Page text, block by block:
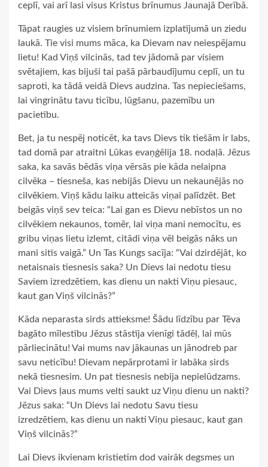
ceplī, vai arī lasi visus Kristus brīnumus Jaunajā Derībā.
Tāpat raugies uz visiem brīnumiem izplatījumā un ziedu
laukā. Tie visi mums māca, ka Dievam nav neiespējamu
lietu! Kad Viņš vilcinās, tad tev jādomā par visiem
svētajiem, kas bijuši tai pašā pārbaudījumu ceplī, un tu
saproti, ka tādā veidā Dievs audzina. Tas nepieciešams,
lai vingrinātu tavu ticību, lūgšanu, pazemību un
pacietību.
Bet, ja tu nespēj noticēt, ka tavs Dievs tik tiešām ir labs,
tad domā par atraitni Lūkas evaņģēlija 18. nodaļā. Jēzus
saka, ka savās bēdās viņa vērsās pie kāda nelaipna
cilvēka – tiesneša, kas nebijās Dievu un nekaunējās no
cilvēkiem. Viņš kādu laiku atteicās viņai palīdzēt. Bet
beigās viņš sev teica: “Lai gan es Dievu nebīstos un no
cilvēkiem nekaunos, tomēr, lai viņa mani nemocītu, es
gribu viņas lietu izlemt, citādi viņa vēl beigās nāks un
mani sitīs vaigā.” Un Tas Kungs sacīja: “Vai dzirdējāt, ko
netaisnais tiesnesis saka? Un Dievs lai nedotu tiesu
Saviem izredzētiem, kas dienu un nakti Viņu piesauc,
kaut gan Viņš vilcinās?”
Kāda neparasta sirds attieksme! Šādu līdzību par Tēva
bagāto mīlestību Jēzus stāstīja vienīgi tādēļ, lai mūs
pārliecinātu! Vai mums nav jākaunas un jānodreb par
savu neticību! Dievam nepārprotami ir labāka sirds
nekā tiesnesim. Un pat tiesnesis nebija nepielūdzams.
Vai Dievs ļaus mums velti saukt uz Viņu dienu un nakti?
Jēzus saka: “Un Dievs lai nedotu Savu tiesu
izredzētiem, kas dienu un nakti Viņu piesauc, kaut gan
Viņš vilcinās?”
Lai Dievs ikvienam kristietim dod vairāk degsmes un